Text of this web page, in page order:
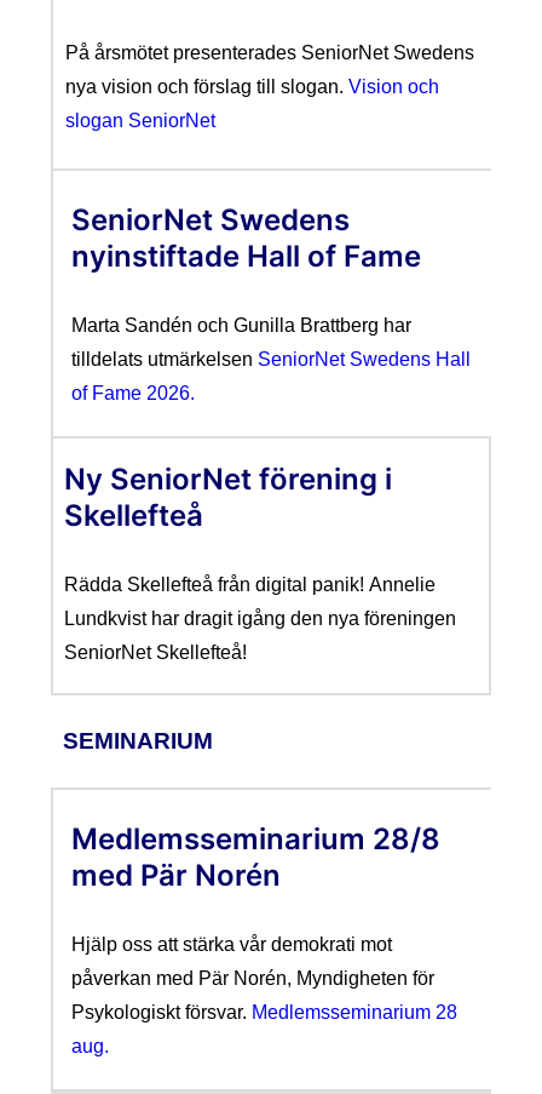
På årsmötet presenterades SeniorNet Swedens
nya vision och förslag till slogan. Vision och
slogan SeniorNet
SeniorNet Swedens
nyinstiftade Hall of Fame
Marta Sandén och Gunilla Brattberg har
tilldelats utmärkelsen SeniorNet Swedens Hall
of Fame 2026.
Ny SeniorNet förening i
Skellefteå
Rädda Skellefteå från digital panik! Annelie
Lundkvist har dragit igång den nya föreningen
SeniorNet Skellefteå!
SEMINARIUM
Medlemsseminarium 28/8
med Pär Norén
Hjälp oss att stärka vår demokrati mot
påverkan med Pär Norén, Myndigheten för
Psykologiskt försvar. Medlemsseminarium 28
aug.